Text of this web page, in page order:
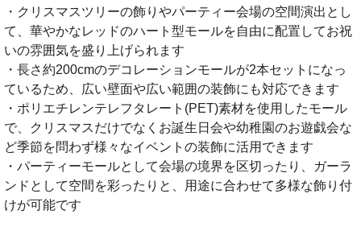
・クリスマスツリーの飾りやパーティー会場の空間演出とし
て、華やかなレッドのハート型モールを自由に配置してお祝
いの雰囲気を盛り上げられます
・長さ約200cmのデコレーションモールが2本セットになっ
ているため、広い壁面や広い範囲の装飾にも対応できます
・ポリエチレンテレフタレート(PET)素材を使用したモール
で、クリスマスだけでなくお誕生日会や幼稚園のお遊戯会な
ど季節を問わず様々なイベントの装飾に活用できます
・パーティーモールとして会場の境界を区切ったり、ガーラ
ンドとして空間を彩ったりと、用途に合わせて多様な飾り付
けが可能です